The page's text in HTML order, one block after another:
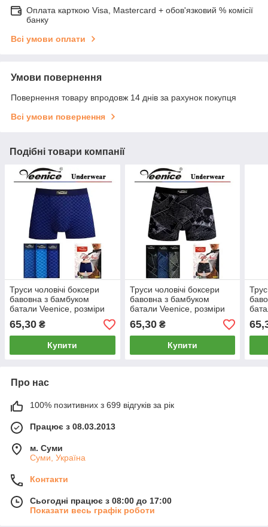
Оплата карткою Visa, Mastercard + обов'язковий % комісії
банку
Всі умови оплати
Умови повернення
Повернення товару впродовж 14 днів за рахунок покупця
Всі умови повернення
Подібні товари компанії
Труси чоловічі боксери
бавовна з бамбуком
батали Veenice, розміри
5XL-7XL, асорті, 6304
65,30 ₴
Купити
Труси чоловічі боксери
бавовна з бамбуком
батали Veenice, розміри
5XL-7XL, асорті, 6365
65,30₴
Купити
Про нас
100% позитивних з 699 відгуків за рік
Працює з 08.03.2013
м. Суми
Суми, Україна
Контакти
Сьогодні працює з 08:00 до 17:00
Показати весь графік роботи